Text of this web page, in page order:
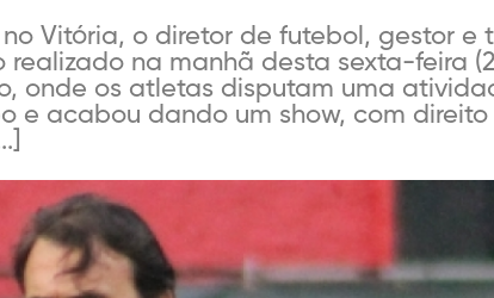
Vitória, o diretor de futebol, gestor e
realizado na manhã desta sexta-feira
onde os atletas disputam uma
e acabou dando um show, com